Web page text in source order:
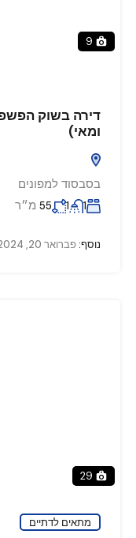
9
דירה בשוק
ומאי)
בסבסוד למפונים
1
1
55 מ״ר
נוסף:פברואר 20, 2024
29
מתאים לדתיים